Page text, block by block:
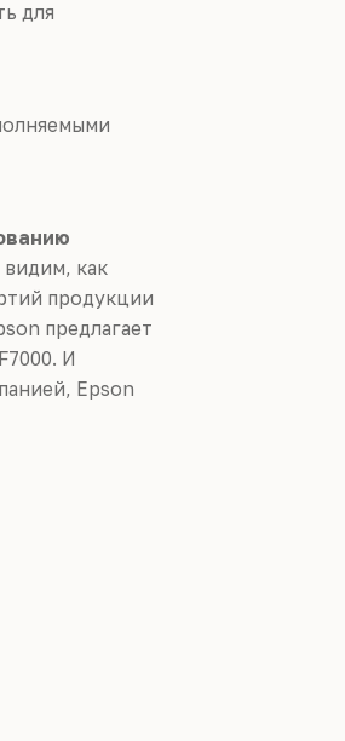
для
как
продукции
предлагает
И
Epson